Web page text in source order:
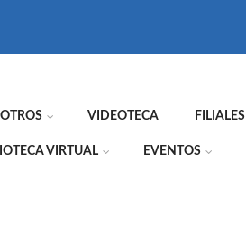
VIDEOTECA FILIALES
VIRTUAL EVENTOS